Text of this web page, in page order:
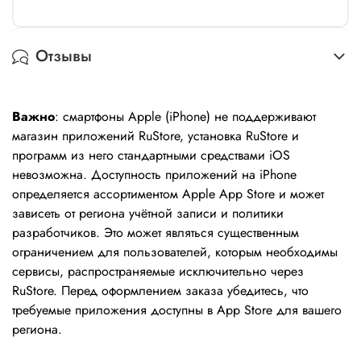
Отзывы
Важно: смартфоны Apple (iPhone) не поддерживают
магазин приложений RuStore, установка RuStore и
программ из него стандартными средствами iOS
невозможна. Доступность приложений на iPhone
определяется ассортиментом Apple App Store и может
зависеть от региона учётной записи и политики
разработчиков. Это может являться существенным
ограничением для пользователей, которым необходимы
сервисы, распространяемые исключительно через
RuStore. Перед оформлением заказа убедитесь, что
требуемые приложения доступны в App Store для вашего
региона.